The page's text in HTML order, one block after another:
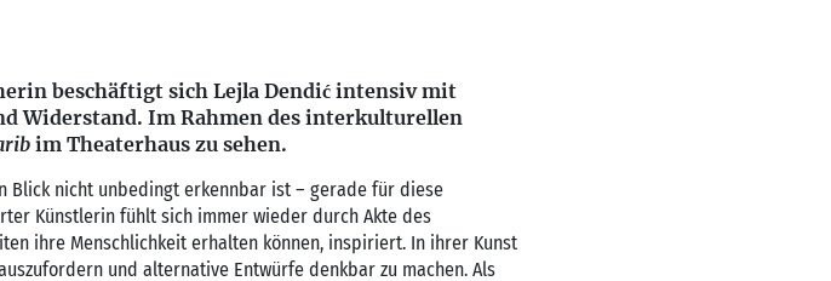
beschäftigt sich Lejla Dendić intensiv mit
Widerstand. Im Rahmen des interkulturellen
im Theaterhaus zu sehen.
Blick nicht unbedingt erkennbar ist – gerade für diese
Künstlerin fühlt sich immer wieder durch Akte des
ihre Menschlichkeit erhalten können, inspiriert. In ihrer Kunst
und alternative Entwürfe denkbar zu machen. Als